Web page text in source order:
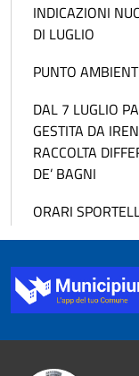
INDICAZIONI
DI LUGLIO
PUNTO
DAL 7 LUGLIO
GESTITA DA
RACCOLTA
DE’ BAGNI
ORARI